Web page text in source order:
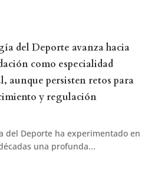
del Deporte avanza hacia
como especialidad
aunque persisten retos para
y regulación
del Deporte ha experimentado en
una profunda...